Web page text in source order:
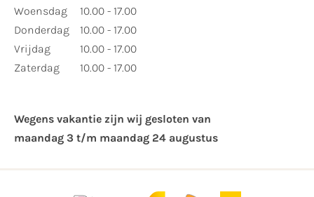
Woensdag
Donderdag
Vrijdag
Zaterdag
10.00 - 17.00
10.00 - 17.00
10.00 - 17.00
10.00 - 17.00
Wegens vakantie zijn wij gesloten van ​
maandag 3 t/m maandag 24 augustus